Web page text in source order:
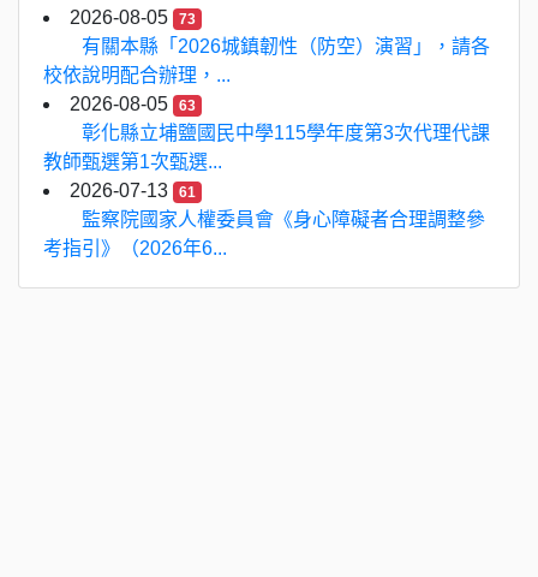
2026-08-05
73
有關本縣「2026城鎮韌性（防空）演習」，請各
校依說明配合辦理，...
2026-08-05
63
彰化縣立埔鹽國民中學115學年度第3次代理代課
教師甄選第1次甄選...
2026-07-13
61
監察院國家人權委員會《身心障礙者合理調整參
考指引》（2026年6...